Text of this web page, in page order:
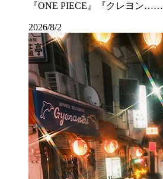
『ONE PIECE』『クレヨン……
2026/8/2